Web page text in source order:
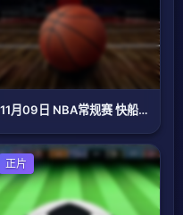
11月09日 NBA常规赛 快船vs篮网
足球
正片